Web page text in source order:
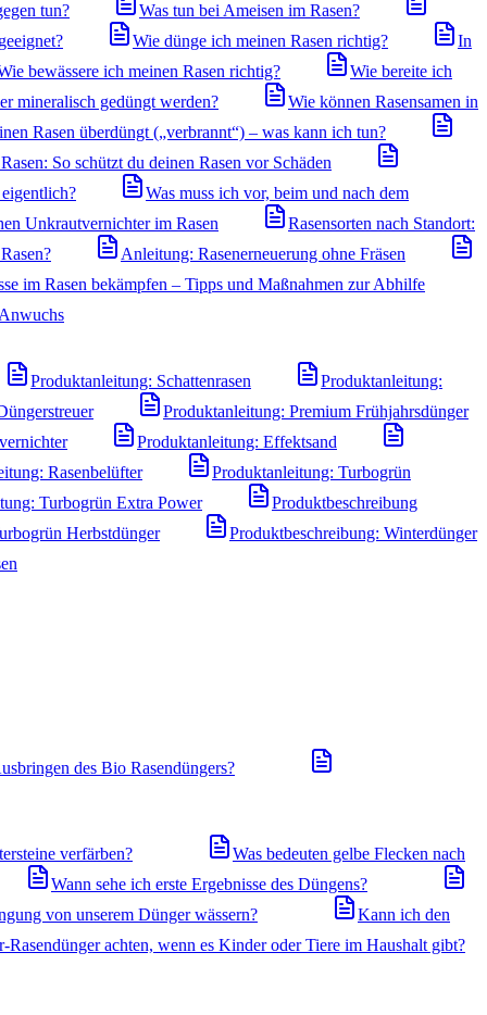
tun?
Was tun bei Ameisen im Rasen?
Wie dünge ich meinen Rasen richtig?
In
bewässere ich meinen Rasen richtig?
Wie bereite ich
mineralisch gedüngt werden?
Wie können Rasensamen in
Rasen überdüngt („verbrannt“) – was kann ich tun?
So schützt du deinen Rasen vor Schäden
Was muss ich vor, beim und nach dem
Unkrautvernichter im Rasen
Rasensorten nach Standort:
Anleitung: Rasenerneuerung ohne Fräsen
im Rasen bekämpfen – Tipps und Maßnahmen zur Abhilfe
Produktanleitung: Schattenrasen
Produktanleitung:
Produktanleitung: Premium Frühjahrsdünger
Produktanleitung: Effektsand
Rasenbelüfter
Produktanleitung: Turbogrün
Turbogrün Extra Power
Produktbeschreibung
Herbstdünger
Produktbeschreibung: Winterdünger
des Bio Rasendüngers?
verfärben?
Was bedeuten gelbe Flecken nach
Wann sehe ich erste Ergebnisse des Düngens?
von unserem Dünger wässern?
Kann ich den
achten, wenn es Kinder oder Tiere im Haushalt gibt?